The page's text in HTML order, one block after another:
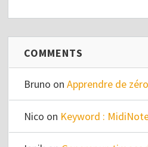
COMMENTS
Bruno onApprendre de zéro
Nico on Keyword :